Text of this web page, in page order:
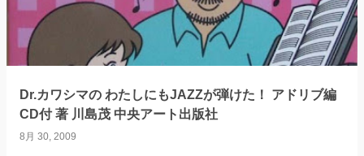
Dr.カワシマの わたしにもJAZZが弾けた！ アドリブ編
CD付 著 川島茂 中央アート出版社
8月 30, 2009